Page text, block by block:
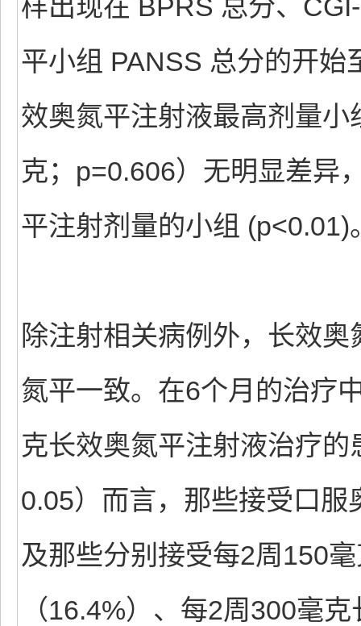
样出现在 BPRS 总分、
平小组 PANSS 总分的开
效奥氮平注射液最高剂量
克；p=0.606）无明显差异
平注射剂量的小组 (p<0.01)
除注射相关病例外，长效
氮平一致。在6个月的治疗
克长效奥氮平注射液治疗
0.05）而言，那些接受口
及那些分别接受每2周150
（16.4%）、每2周300毫